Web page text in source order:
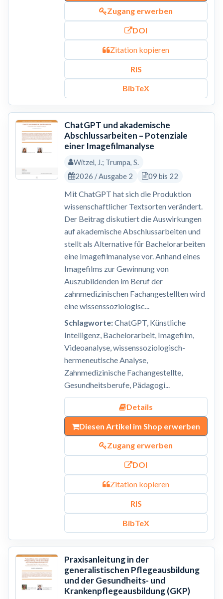
Zugang erwerben
DOI
Zitation kopieren
RIS
BibTeX
ChatGPT und akademische
Abschlussarbeiten – Potenziale
einer Imagefilmanalyse
Witzel, J.; Trumpa, S.
2026 / Ausgabe 2
09 bis 22
Mit ChatGPT hat sich die Produktion
wissenschaftlicher Textsorten verändert.
Der Beitrag diskutiert die Auswirkungen
auf akademische Abschlussarbeiten und
stellt als Alternative für Bachelorarbeiten
eine Imagefilmanalyse vor. Anhand eines
Imagefilms zur Gewinnung von
Auszubildenden im Beruf der
zahnmedizinischen Fachangestellten wird
eine wissenssoziologisc...
Schlagworte:ChatGPT, Künstliche
Intelligenz, Bachelorarbeit, Imagefilm,
Videoanalyse, wissenssoziologisch-
hermeneutische Analyse,
Zahnmedizinische Fachangestellte,
Gesundheitsberufe, Pädagogi...
Details
Diesen Artikel im Shop erwerben
Zugang erwerben
DOI
Zitation kopieren
RIS
BibTeX
Praxisanleitung in der
generalistischen Pflegeausbildung
und der Gesundheits- und
Krankenpflegeausbildung (GKP)